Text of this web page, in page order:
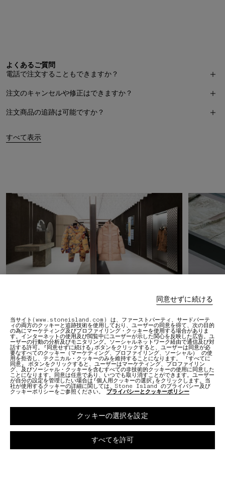
よくあるご質問
電話で注文することもできますか？
注文のキャンセルや修正はできますか？
注文商品の追跡は可能ですか？
すべて表示
シームレスでパーソナライズされたショッピング体験の
内容をご覧ください。
詳細を見る
アフター
エキスパ
応じて修
詳細を見る
当サイト(www.stoneisland.com) は、ファーストパーティ、サードパーテ
ィの両方のクッキーと追跡技術を使用しており、ユーザーの同意を得て、次の目的
の為にマーケティング及びプロファイリング・クッキーを使用する場合がありま
す。インターネットの使用及び閲覧中にユーザーが示した関心を反映した広告。ユ
ーザーの行動の分析及びモニタリング。ソーシャルネットワーク経由で通信及び対
話する許可。「同意せずに続ける」ボタンをクリックすると、ユーザーは同意が必
要なすべてのクッキー（マーケティング、プロファイリング、ソーシャル） の使
用を拒否し、テクニカル・クッキーのみを維持することになります。 「すべてに
同意」 ボタンをクリックすると、ユーザーはマーケティング、プロファイリン
グ、及びソーシャル・クッキーを含むすべての非技術的クッキーの使用に同意した
ことになります。同意は任意であり、いつでも取り消すことができます。ユーザー
が自分の設定を管理したい場合は「個人用クッキーの選択」をクリックします。当
社が使用するクッキーの詳細に関しては、Stone Island のプライバシー及び
クッキーポリシーをご参照ください。 プライバシーとクッキーポリシー
クッキーの選択を設定
すべてを許可
同意せずに続ける